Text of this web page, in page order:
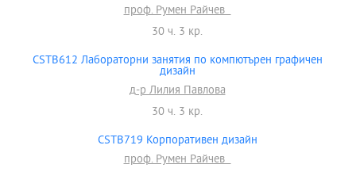
проф. Румен Райчев
30 ч. 3 кр.
CSTB612 Лабораторни занятия по компютърен графичен
дизайн
д-р Лилия Павлова
30 ч. 3 кр.
CSTB719 Корпоративен дизайн
проф. Румен Райчев